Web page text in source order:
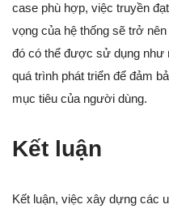
case phù hợp, việc truyền
vọng của hệ thống sẽ trở
đó có thể được sử dụng như
quá trình phát triển để đảm
mục tiêu của người dùng.
Kết luận
Kết luận, việc xây dựng các